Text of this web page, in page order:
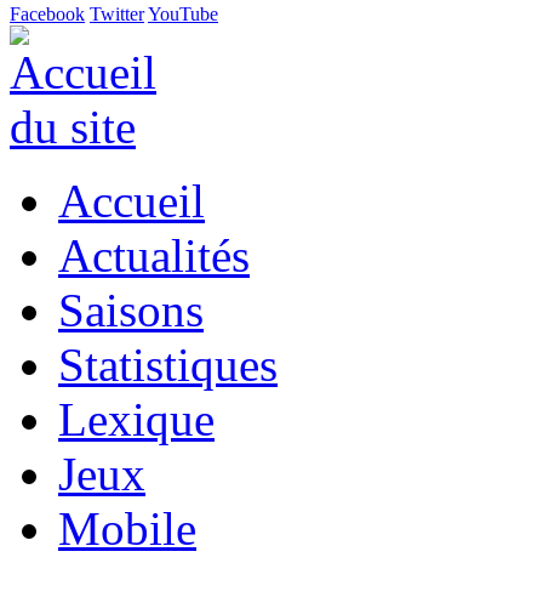
Facebook TwitterYouTube
Accueil
Actualités
Saisons
Statistiques
Lexique
Jeux
Mobile